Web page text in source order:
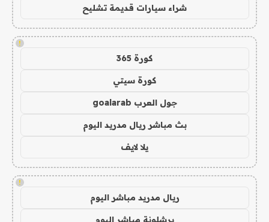
شراء سيارات قديمة تشليح
!
كورة 365
كورة سيتي
جول العرب goalarab
بث مباشر ريال مدريد اليوم
يلا لايف
!
ريال مدريد مباشر اليوم
برشلونة مباشر اليوم